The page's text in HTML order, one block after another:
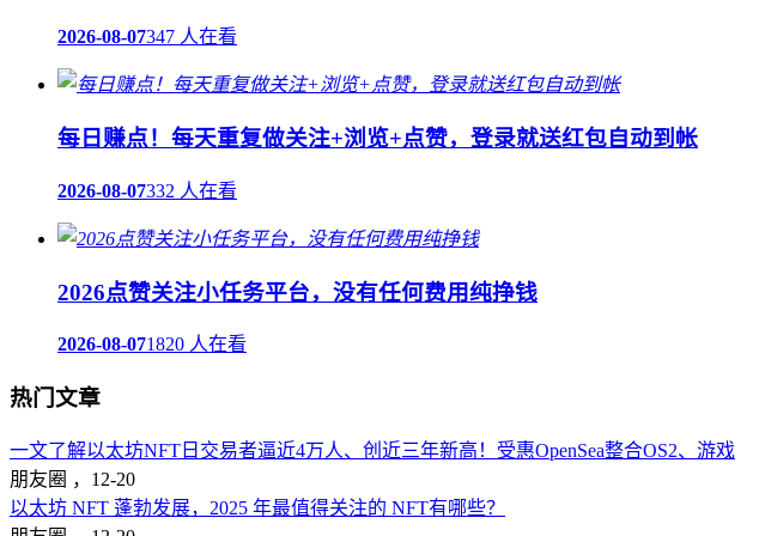
2026-08-07347 人在看
每日赚点！每天重复做关注+浏览+点赞，登录就送红包自动到帐
2026-08-07332 人在看
2026点赞关注小任务平台，没有任何费用纯挣钱
2026-08-071820 人在看
热门文章
一文了解以太坊NFT日交易者逼近4万人、创近三年新高！受惠OpenSea整合OS2、游戏
朋友圈 ， 12-20
以太坊 NFT 蓬勃发展，2025 年最值得关注的 NFT有哪些？